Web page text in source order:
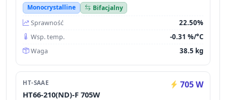
Monocrystalline
Bifacjalny
Sprawność
22.50%
Wsp. temp. -0.31 %/°C
Waga 38.5 kg
HT-SAAE 705 W
HT66-210(ND)-F 705W